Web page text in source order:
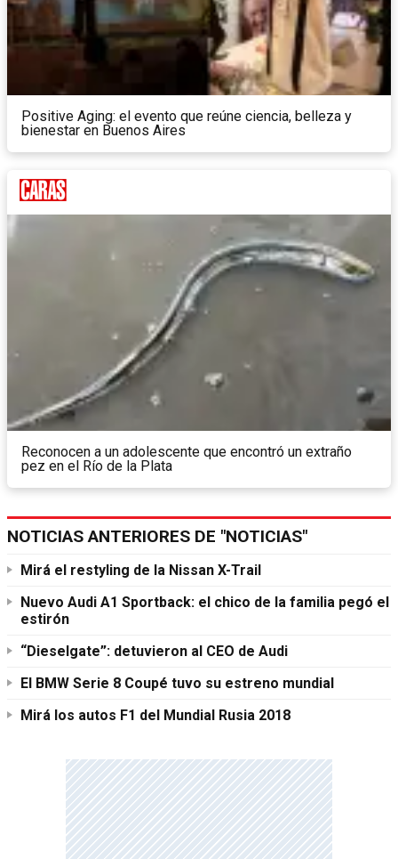
Positive Aging: el evento que reúne ciencia, belleza y
bienestar en Buenos Aires
Reconocen a un adolescente que encontró un extraño
pez en el Río de la Plata
NOTICIAS ANTERIORES DE "NOTICIAS"
Mirá el restyling de la Nissan X-Trail
Nuevo Audi A1 Sportback: el chico de la familia pegó el
estirón
“Dieselgate”: detuvieron al CEO de Audi
El BMW Serie 8 Coupé tuvo su estreno mundial
Mirá los autos F1 del Mundial Rusia 2018